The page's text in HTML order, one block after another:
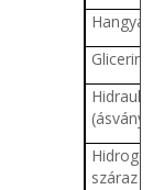
Glicerin
(ásványi)
száraz